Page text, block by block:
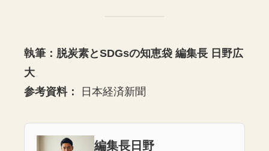
執筆：脱炭素とSDGsの知恵袋 編集長 日野広
大
参考資料：
日本経済新聞
編集長日野